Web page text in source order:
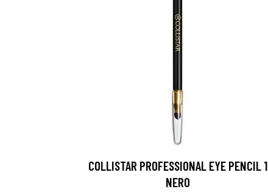
COLLISTAR PROFESSIONAL EYE PENCIL 1
NERO